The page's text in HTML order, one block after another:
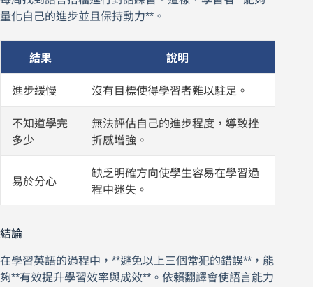
量化自己的進步並且保持動力**。
結果 說明
進步緩慢 沒有目標使得學習者難以駐足。
不知道學完
多少
無法評估自己的進步程度，導致挫
折感增強。
易於分心
缺乏明確方向使學生容易在學習過
程中迷失。
結論
在學習英語的過程中，**避免以上三個常犯的錯誤**，能
夠**有效提升學習效率與成效**。依賴翻譯會使語言能力